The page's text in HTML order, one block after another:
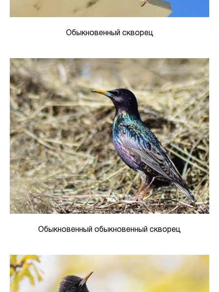
Обыкновенный скворец
Обыкновенный обыкновенный скворец